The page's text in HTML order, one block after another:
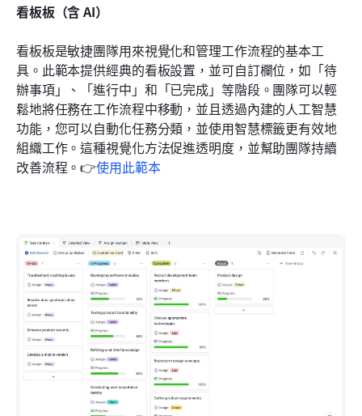
看板板（含 AI）
看板板是敏捷團隊用來視覺化和管理工作流程的基本工
具。此範本提供經典的看板設置，並可自訂欄位，如「待
辦事項」、「進行中」和「已完成」等階段。團隊可以輕
鬆地將任務在工作流程中移動，並且透過內建的人工智慧
功能，您可以自動化任務分類，並使用智慧標籤更有效地
組織工作。這種視覺化方法促進透明度，並幫助團隊持續
改善流程。👉使用此範本